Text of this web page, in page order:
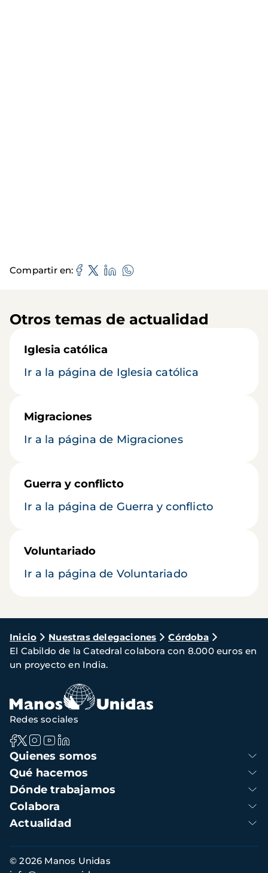
Compartir en
Otros temas de actualidad
Iglesia católica
Ir a la página de Iglesia católica
Migraciones
Ir a la página de Migraciones
Guerra y conflicto
Ir a la página de Guerra y conflicto
Voluntariado
Ir a la página de Voluntariado
Ruta
de
navegación
Inicio Nuestras delegaciones
Córdoba
El Cabildo de la Catedral colabora con 8.000 euros en
un proyecto en India.
Navegación
principal
Quienes somos
Qué hacemos
Dónde trabajamos
Colabora
Actualidad
Redes sociales
Información
© 2026 Manos Unidas